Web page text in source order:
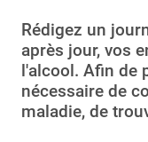
Rédigez un
après jour, vos
l'alcool. Afin de
nécessaire de
maladie, de